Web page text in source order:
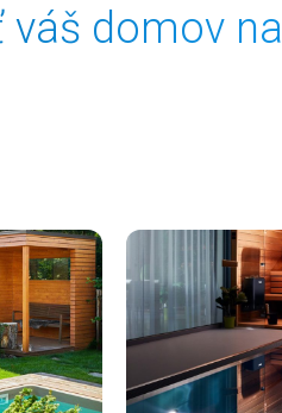
váš domov na